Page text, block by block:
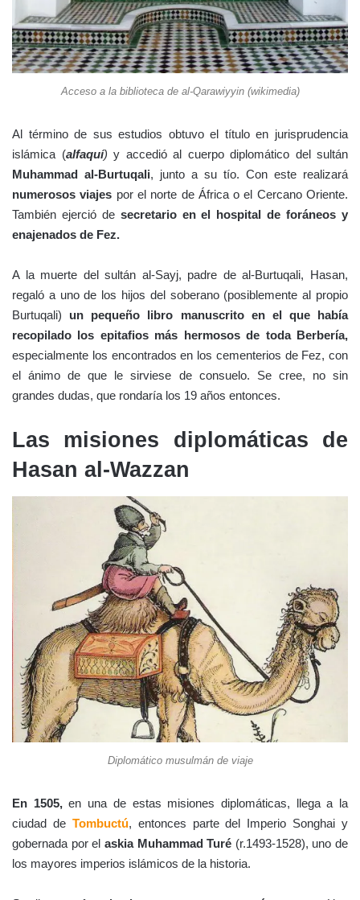
Acceso a la biblioteca de al-Qarawiyyin (wikimedia)
Al término de sus estudios obtuvo el título en jurisprudencia
islámica (alfaquí) y accedió al cuerpo diplomático del sultán
Muhammad al-Burtuqali, junto a su tío. Con este realizará
numerosos viajes por el norte de África o el Cercano Oriente.
También ejerció de secretario en el hospital de foráneos y
enajenados de Fez.
A la muerte del sultán al-Sayj, padre de al-Burtuqali, Hasan,
regaló a uno de los hijos del soberano (posiblemente al propio
Burtuqali) un pequeño libro manuscrito en el que había
recopilado los epitafios más hermosos de toda Berbería,
especialmente los encontrados en los cementerios de Fez, con
el ánimo de que le sirviese de consuelo. Se cree, no sin
grandes dudas, que rondaría los 19 años entonces.
Las misiones diplomáticas de
Hasan al-Wazzan
Diplomático musulmán de viaje
En 1505,en una de estas misiones diplomáticas, llega a la
ciudad de Tombuctú, entonces parte del Imperio Songhai y
gobernada por el askia Muhammad Turé (r.1493-1528), uno de
los mayores imperios islámicos de la historia.